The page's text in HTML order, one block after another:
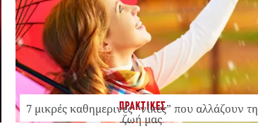
ΠΡΑΚΤΙΚΕΣ
7 μικρές καθημερινές “νίκες” που αλλάζουν τη
ζωή μας